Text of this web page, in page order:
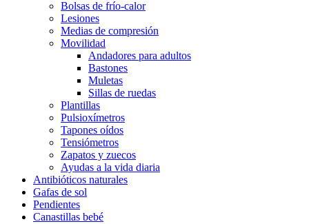
Bolsas de frío-calor
Lesiones
Medias de compresión
Movilidad
Andadores para adultos
Bastones
Muletas
Sillas de ruedas
Plantillas
Pulsioxímetros
Tapones oídos
Tensiómetros
Zapatos y zuecos
Ayudas a la vida diaria
Antibióticos naturales
Gafas de sol
Pendientes
Canastillas bebé